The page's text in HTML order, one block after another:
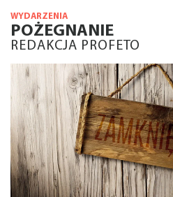
WYDARZENIA
POŻEGNANIE
REDAKCJA PROFETO